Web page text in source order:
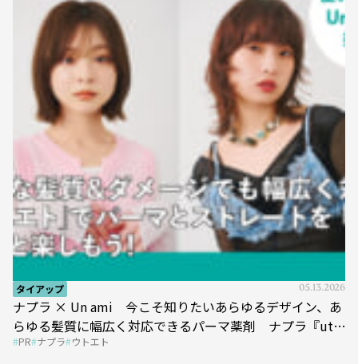
タイアップ 05.13.2026
ナプラ × Un ami 今こそ知りたいあらゆるデザイン、あ
らゆる髪質に幅広く対応できるパーマ薬剤 ナプラ『ut-
et』
PR ナプラ ウトエト